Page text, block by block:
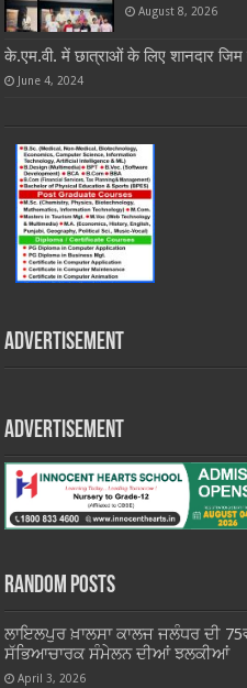
August 8, 2026
के.एम.वी. में छात्राओं के लिए शानदार
June 4, 2024
Advertisement
Advertisement
Random Posts
ਲਾਇਲਪੁਰ ਖ਼ਾਲਸਾ ਕਾਲਜ ਜਲੰਧਰ ਦੀ
ਸੱਭਿਆਚਾਰਕ ਸੰਮੇਲਨ ਦੀਆਂ ਝਲਕੀਆਂ
April 3, 2026